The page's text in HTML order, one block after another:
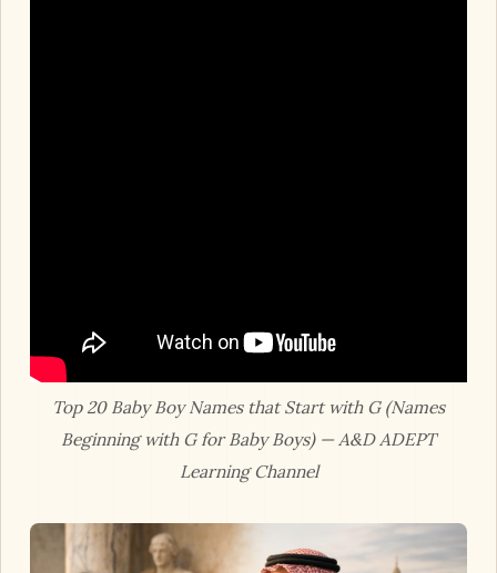
Top 20 Baby Boy Names that Start with G (Names
Beginning with G for Baby Boys) — A&D ADEPT
Learning Channel